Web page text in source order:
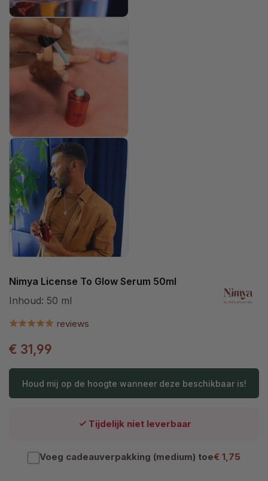
Nimya License To Glow Serum 50ml
Inhoud: 50 ml
reviews
€ 31,99
Houd mij op de hoogte wanneer deze beschikbaar is!
Tijdelijk niet leverbaar
Voeg cadeauverpakking (medium) toe€ 1,75